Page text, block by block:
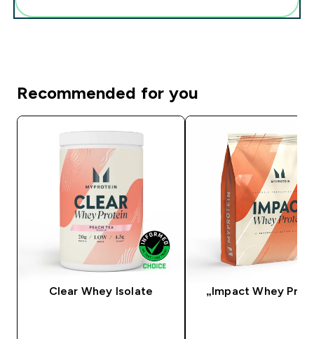
Recommended for you
Clear Whey Isolate „Impact Whey